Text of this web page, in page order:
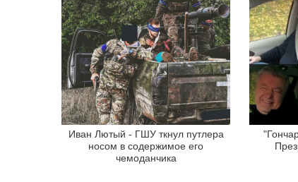
Иван Лютый - ГШУ ткнул путлера
носом в содержимое его
чемоданчика